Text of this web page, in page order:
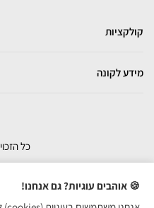
קולקציות
מידע לקונה
בניית אתרי
כל
🍪 אוהבים עוגיות? גם אנחנו!